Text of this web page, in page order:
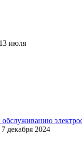
13 июля
7 декабря 2024